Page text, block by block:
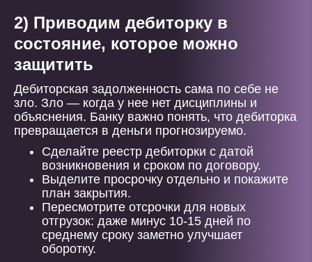
2) Приводим дебиторку в
состояние, которое можно
защитить
Дебиторская задолженность сама по себе не
зло. Зло — когда у нее нет дисциплины и
объяснения. Банку важно понять, что дебиторка
превращается в деньги прогнозируемо.
Сделайте реестр дебиторки с датой
возникновения и сроком по договору.
Выделите просрочку отдельно и покажите
план закрытия.
Пересмотрите отсрочки для новых
отгрузок: даже минус 10-15 дней по
среднему сроку заметно улучшает
оборотку.